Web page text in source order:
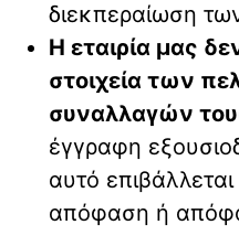
διεκπεραίωση
Η εταιρία μας
στοιχεία των
συναλλαγών
έγγραφη
αυτό
απόφαση ή